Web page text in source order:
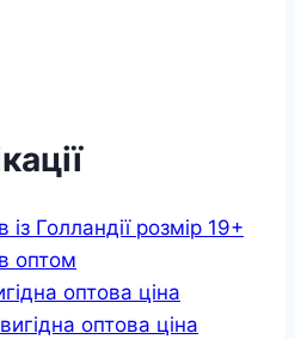
із Голландії розмір 19+
оптом
оптова ціна
оптова ціна